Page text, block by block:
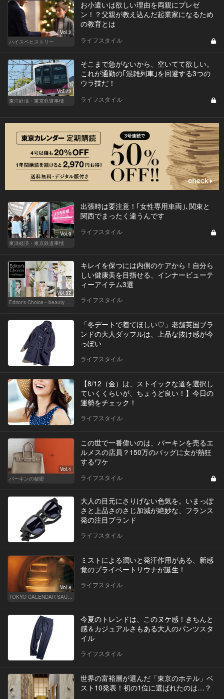
Vol.2
ハイスペヒストリー
お小遣いは欲しい理由を両親にプレゼ
ン！？父親が教え込んだ起業家になるため
の教育とは
ライフスタイル
Vol.72
東洋経済・東京鉄道事情
そこまで急がないから、空いてて欲しい。
これが通勤の｢混雑列車｣を回避する3つの
ウラ技だ！
ライフスタイル
Vol.9
東洋経済・東京鉄道事情
出張時は要注意！｢女性専用車両｣､関東と
関西でまったく違うんです
ライフスタイル
Vol.32
Editor's Choice～beauty & wellness～
キレイを保つには内側のケアから！自分ら
しい健康美を目指せる、インナービューテ
ィーアイテム3選
ライフスタイル
「冬デートで着てほしい♡」老舗英国ブラ
ンドの大人ダッフルは、上品な抜け感が今
っぽい
ライフスタイル
【8/12（金）は、ストイックな道を選択し
ていくくらいが、ちょうど良い！】今日の
運勢をチェック！
ライフスタイル
Vol.1
バーキンの秘密
この世で一番偉いのは、バーキンを売るエ
ルメスの店員？150万のバッグに女が熱狂
するワケ
ライフスタイル
大人の目元にさりげない色気を。いまっぽ
さと上品さのさじ加減が絶妙な、フランス
発の注目ブランド
ライフスタイル
Vol.8
TOKYO CALENDAR SAUNA CLUB ― トウカレ サウナクラブ ―
ミストによる潤いと発汗作用がある、新感
覚のプライベートサウナが誕生！
ライフスタイル
今夏のトレンドは、このヌケ感！きちんと
感＆カジュアルさもある大人のパンツスタ
イル
ライフスタイル
世界の富裕層が選んだ「東京のホテル」ベ
スト10発表！初の1位に選ばれたのは…？